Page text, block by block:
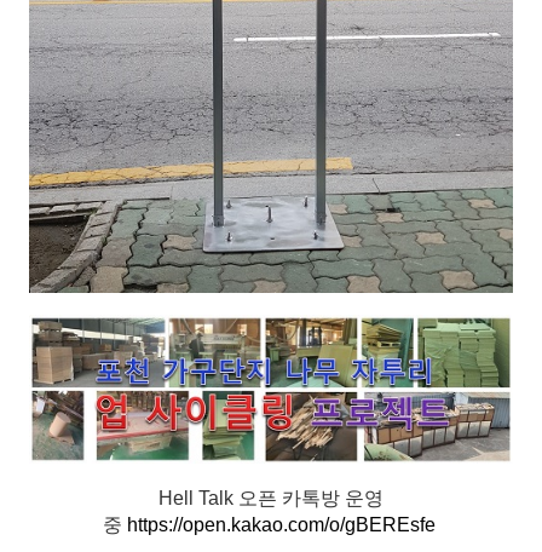
Hell Talk 오픈 카톡방 운영
중 https://open.kakao.com/o/gBEREsfe